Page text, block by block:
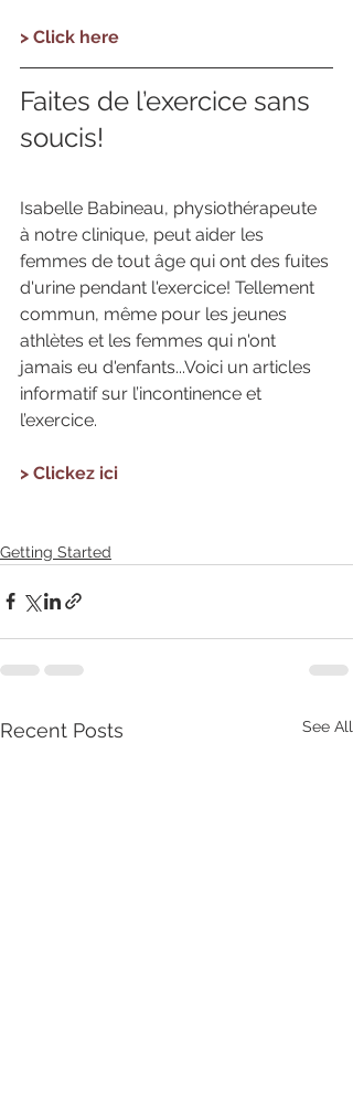
> Click here
Faites de l’exercice sans
soucis!
Isabelle Babineau, physiothérapeute
à notre clinique, peut aider les
femmes de tout âge qui ont des fuites
d'urine pendant l'exercice! Tellement
commun, même pour les jeunes
athlètes et les femmes qui n'ont
jamais eu d'enfants...Voici un articles
informatif sur l’incontinence et
l’exercice.
> Clickez ici
Getting Started
Recent Posts See All